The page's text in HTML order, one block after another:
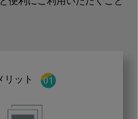
便利にご利用いただくこと
リット